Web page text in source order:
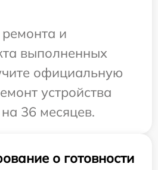
и
выполненных
официальную
устройства
36 месяцев.
о готовности